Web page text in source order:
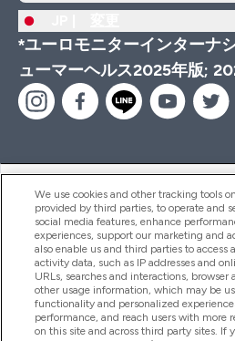
*ユーロモニターインターナ
ューマーヘルス2025年版;
ヘルプ＆ガイド
商品について
会社概要
We use cookies and other tracking tools
provided by third parties, to operate and
social media features, enhance
experiences, support our marketing and
also enable us and third parties to access
activity data, such as IP addresses and
URLs, searches and interactions, browser
other usage information, which may be
functionality and personalized
performance, and reach users with more
on this site and across third party sites. If